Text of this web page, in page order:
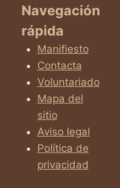
Navegación
rápida
Manifiesto
Contacta
Voluntariado
Mapa del
sitio
Aviso legal
Política de
privacidad